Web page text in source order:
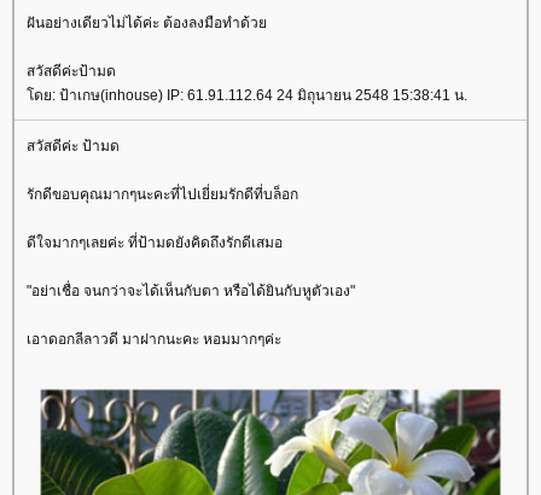
ฝันอย่างเดียวไม่ได้ค่ะ ต้องลงมือทำด้ว
สวัสดีค่ะป้ามด
ดย: ป้าเกษ(inhouse) IP: 61.91.112.64 24 มิถุนายน 2548 15:38:41 น.
สวัสดีค่ะ ป้ามด
รักดีขอบคุณมากๆนะคะที่ไปเยี่ยมรักดีที่บล็อก
ดีใจมากๆเลยค่ะ ที่ป้ามดยังคิดถึงรักดีเสมอ
"อย่าเชื่อ จนกว่าจะได้เห็นกับตา หรือได้ยินกับหูตัวเอง"
เอาดอกลีลาวดี มาฝากนะคะ หอมมากๆค่ะ